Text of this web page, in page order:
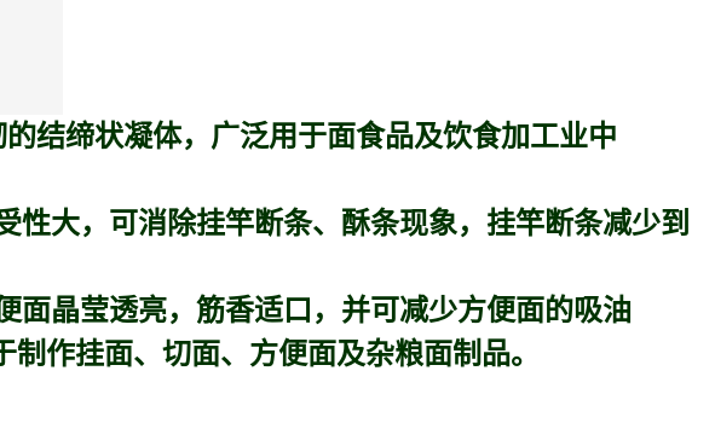
结缔状凝体，广泛用于面食品及饮食加工业中
大，可消除挂竿断条、酥条现象，挂竿断条减少到
面晶莹透亮，筋香适口，并可减少方便面的吸油
作挂面、切面、方便面及杂粮面制品。